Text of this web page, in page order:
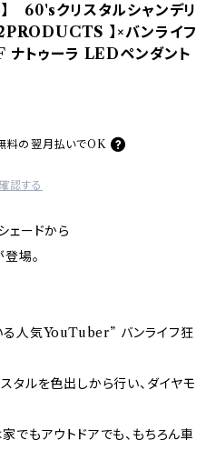
60'sクリスタルシャンデリ
】×バンライフ
トゥーラ LEDペンダント
料の 翌月払いでOK
認する
ェードから
場。
る人気YouTuber” バンライフ狂
タルを色出しから行い、ダイヤモ
でもアウトドアでも、もちろん車